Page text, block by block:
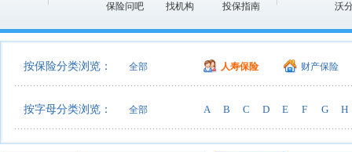
保险问吧 找机构 投保指南 沃
按保险分类浏览： 全部 人寿保险 财产保险
按字母分类浏览： 全部 A B C D E F G H